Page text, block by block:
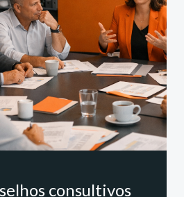
consultivos